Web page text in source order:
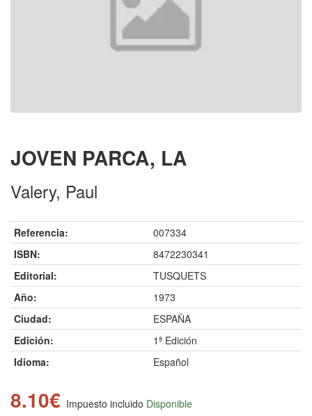
JOVEN PARCA, LA
Valery, Paul
Referencia:
007334
ISBN:
8472230341
Editorial:
TUSQUETS
Año:
1973
Ciudad:
ESPAÑA
Edición:
1ª Edición
Idioma:
Español
8.10€ Impuesto incluido Disponible